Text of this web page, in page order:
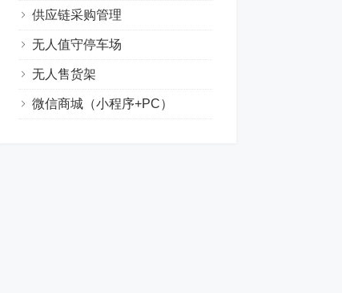
供应链采购管理
无人值守停车场
无人售货架
微信商城（小程序+PC）